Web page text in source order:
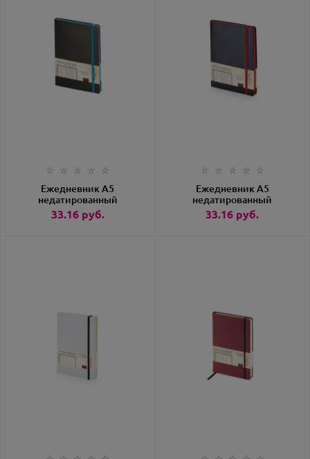
Ежедневник А5
недатированный
«Megapolis Soft»
темно-серый
33.16руб.
Ежедневник А5
недатированный
«Megapolis Soft»
черный
33.16 руб.